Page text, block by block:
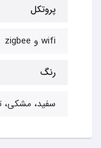
پروتکل
wifi و zigbee
رنگ
سفید، مشکی،